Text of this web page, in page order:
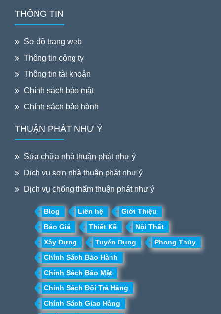
THÔNG TIN
Sơ đồ trang web
Thông tin công ty
Thông tin tài khoản
Chính sách bảo mật
Chính sách bảo hành
THUẬN PHÁT NHƯ Ý
Sửa chữa nhà thuận phát như ý
Dịch vụ sơn nhà thuận phát như ý
Dịch vụ chống thấm thuận phát như ý
Blog Liên hệ
Giới Thiệu
Báo Giá
Thiết Kế
Nội Thất
Xây Dựng
Tuyển Dụng
Phong Thủy
Chính Sách Bảo Hành
Chính Sách Bảo Mật
Chính Sách Đổi Trả Hàng
Chính Sách Giao Hàng